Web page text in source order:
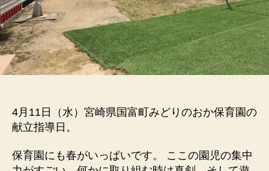
4月11日（水）宮崎県国富町みどりのおか保育園の
献立指導日。
保育園にも春がいっぱいです。 ここの園児の集中